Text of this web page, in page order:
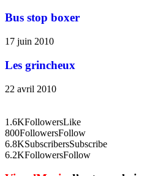
Bus stop boxer
17 juin 2010
Les grincheux
22 avril 2010
1.6KFollowersLike
800FollowersFollow
6.8KSubscribersSubscribe
6.2KFollowersFollow